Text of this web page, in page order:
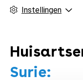
Instellingen
Surie: